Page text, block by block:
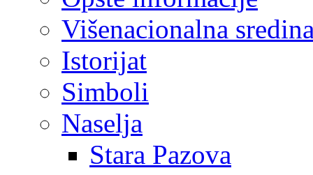
Višenacionalna
Istorijat
Simboli
Naselja
Stara Pazova